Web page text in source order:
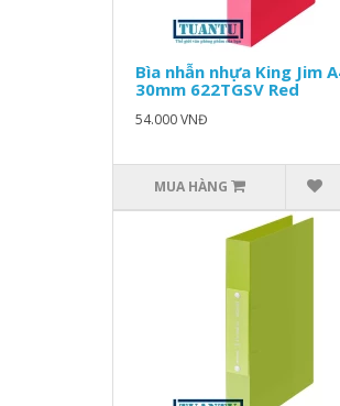
Bìa nhẫn nhựa King Jim
30mm 622TGSV Red
54.000 VNĐ
MUA HÀNG